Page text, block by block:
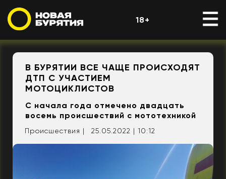
18+
В БУРЯТИИ ВСЕ ЧАЩЕ ПРОИСХОДЯТ
ДТП С УЧАСТИЕМ
МОТОЦИКЛИСТОВ
С начала года отмечено двадцать
восемь происшествий с мототехникой
Происшествия | 25.05.2022 | 10:12